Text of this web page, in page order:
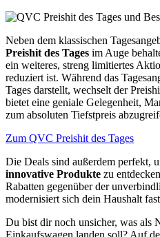
Neben dem klassischen
Preishit des Tages im Auge
ein weiteres, streng limitiertes
reduziert ist. Während das
Tages darstellt, wechselt der
bietet eine geniale Gelegenheit,
zum absoluten Tiefstpreis
Zum QVC Preishit des Tages
Die Deals sind außerdem perfekt,
innovative Produkte zu
Rabatten gegenüber der
modernisiert sich dein Haushalt
Du bist dir noch unsicher, was als
Einkaufswagen landen soll? Auf